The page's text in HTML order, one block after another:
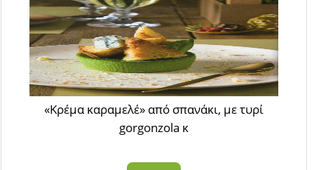
«Κρέμα καραμελέ» από σπανάκι, με τυρί
gorgonzola κ